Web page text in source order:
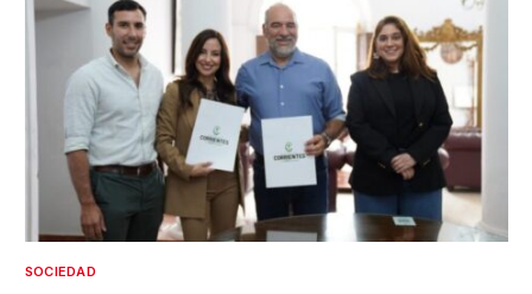
SOCIEDAD